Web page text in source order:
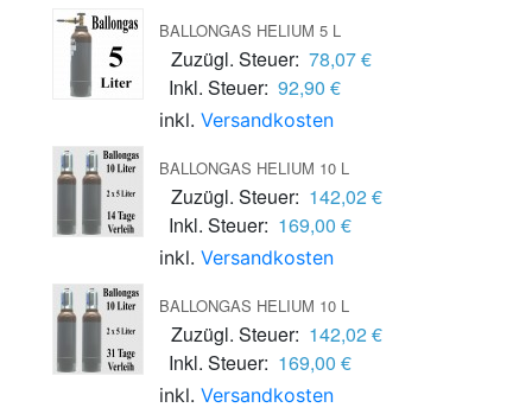
BALLONGAS HELIUM 5 L
Zuzügl. Steuer: 78,07 €
Inkl. Steuer: 92,90 €
inkl. Versandkosten
BALLONGAS HELIUM 10 L
Zuzügl. Steuer: 142,02 €
Inkl. Steuer: 169,00 €
inkl. Versandkosten
BALLONGAS HELIUM 10 L
Zuzügl. Steuer: 142,02 €
Inkl. Steuer: 169,00 €
inkl. Versandkosten